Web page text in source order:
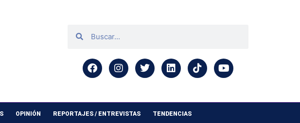
OPINIÓN REPORTAJES / ENTREVISTAS TENDENCIAS